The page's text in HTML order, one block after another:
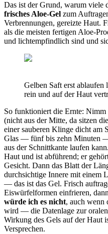
Das ist der Grund, warum viele
frisches Aloe-Gel zum
Verbrennungen, gereizte Haut.
als die meisten fertigen Aloe-
und lichtempfindlich sind und
Gelben Saft erst
rein und auf der Haut
So funktioniert die Ernte: Nimm
(nicht aus der Mitte, da sitzen
einer sauberen Klinge dicht am
Glas — fünf bis zehn Minuten
aus der Schnittkante laufen
Haut und ist abführend; er
Gesicht. Dann das Blatt der
durchsichtige Innere mit einem
— das ist das Gel. Frisch
Eiswürfelformen einfrieren,
würde ich es nicht, auch wenn
wird — die Datenlage zur
Wirkung des Gels auf der Haut
Versprechen.